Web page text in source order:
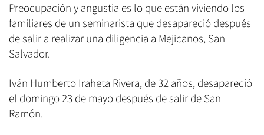
Preocupación y angustia es lo que están viviendo los
familiares de un seminarista que desapareció después
de salir a realizar una diligencia a Mejicanos, San
Salvador.
Iván Humberto Iraheta Rivera, de 32 años, desapareció
el domingo 23 de mayo después de salir de San
Ramón.